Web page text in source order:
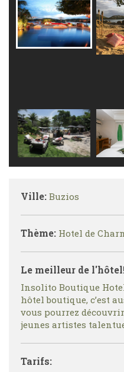
Ville: Buzios
Thème: Hotel de
Le meilleur de
Insolito Boutique
hôtel boutique, c’est
vous pourrez
jeunes artistes
Tarifs: